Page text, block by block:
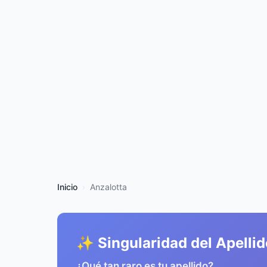
Inicio Anzalotta
✨ Singularidad del